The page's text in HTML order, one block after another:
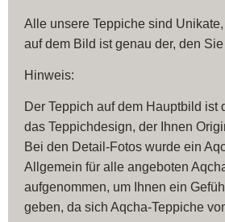
Alle unsere Teppiche sind
auf dem Bild ist genau der, den
Hinweis:
Der Teppich auf dem Hauptbild ist
das Teppichdesign, der Ihnen
Bei den Detail-Fotos wurde ein
Allgemein für alle angeboten
aufgenommen, um Ihnen ein
geben, da sich Aqcha-Teppiche